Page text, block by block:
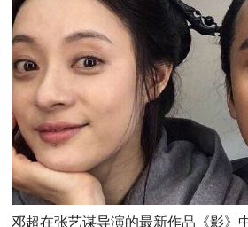
邓超在张艺谋导演的最新作品《影》